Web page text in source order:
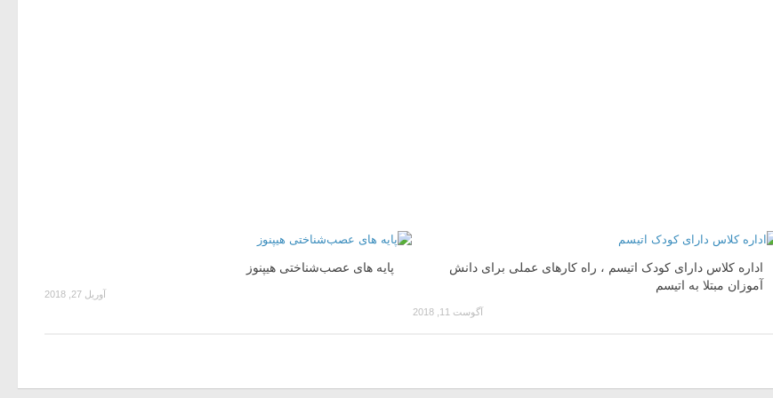
پایه ­های عصب‌شناختی هیپنوز
آوریل 27, 2018
اداره کلاس دارای کودک اتیسم ، راه کارهای عملی برای دانش
آموزان مبتلا به اتیسم
آگوست 11, 2018